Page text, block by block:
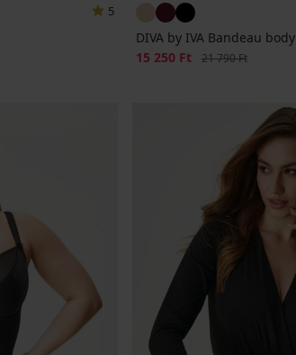
5
DIVA by IVA Bandeau body
Kedvezmény
15 250 Ft Eredeti ár
21 790 Ft